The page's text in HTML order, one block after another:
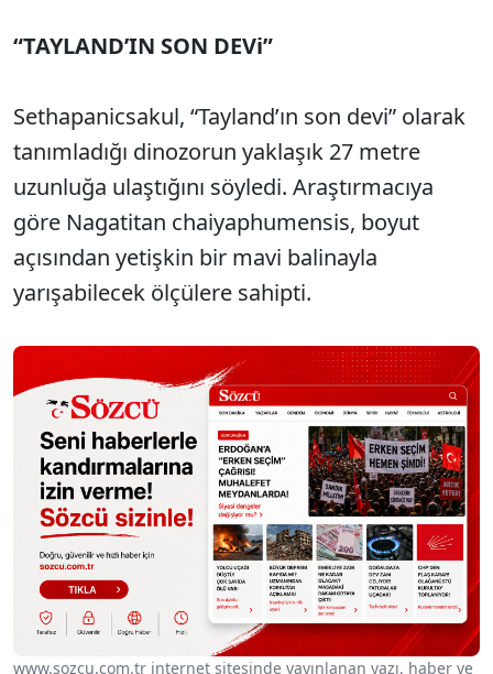
“TAYLAND’IN SON DEVi”
Sethapanicsakul, “Tayland’ın son devi” olarak
tanımladığı dinozorun yaklaşık 27 metre
uzunluğa ulaştığını söyledi. Araştırmacıya
göre Nagatitan chaiyaphumensis, boyut
açısından yetişkin bir mavi balinayla
yarışabilecek ölçülere sahipti.
www.sozcu.com.tr internet sitesinde yayınlanan yazı, haber ve